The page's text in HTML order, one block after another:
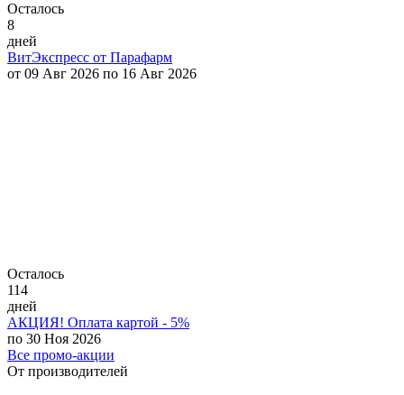
Осталось
8
дней
ВитЭкспресс от Парафарм
от 09 Авг 2026 по 16 Авг 2026
Осталось
114
дней
АКЦИЯ! Оплата картой - 5%
по 30 Ноя 2026
Все промо-акции
От производителей